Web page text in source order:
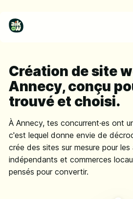
Création de site
Annecy, conçu
trouvé et choisi.
À Annecy, tes concurrent·es ont
c'est lequel donne envie de
crée des sites sur mesure pour les
indépendants et commerces
pensés pour convertir.